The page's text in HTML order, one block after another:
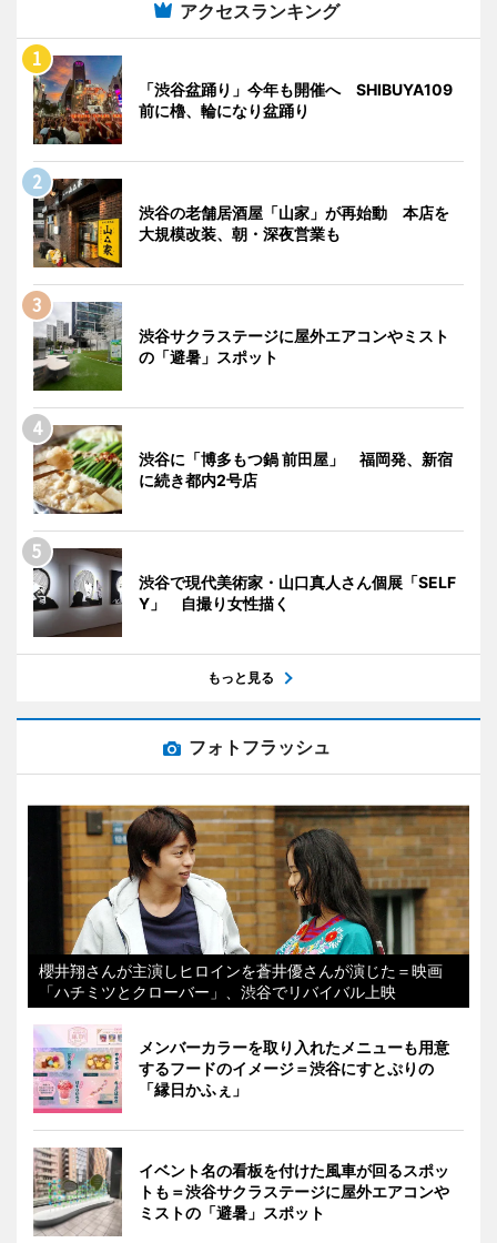
アクセスランキング
「渋谷盆踊り」今年も開催へ SHIBUYA109
前に櫓、輪になり盆踊り
渋谷の老舗居酒屋「山家」が再始動 本店を
大規模改装、朝・深夜営業も
渋谷サクラステージに屋外エアコンやミスト
の「避暑」スポット
渋谷に「博多もつ鍋 前田屋」 福岡発、新宿
に続き都内2号店
渋谷で現代美術家・山口真人さん個展「SELF
Y」 自撮り女性描く
もっと見る
フォトフラッシュ
櫻井翔さんが主演しヒロインを蒼井優さんが演じた＝映画
「ハチミツとクローバー」、渋谷でリバイバル上映
メンバーカラーを取り入れたメニューも用意
するフードのイメージ＝渋谷にすとぷりの
「縁日かふぇ」
イベント名の看板を付けた風車が回るスポッ
トも＝渋谷サクラステージに屋外エアコンや
ミストの「避暑」スポット